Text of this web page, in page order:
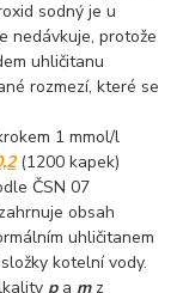
sodný je u
nedávkuje, protože
uhličitanu
rozmezí, které se
1 mmol/l
(1200 kapek)
ČSN 07
obsah
uhličitanem
kotelní vody.
pa mz